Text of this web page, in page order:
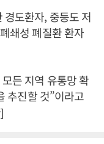
도환자, 중등도 저
쇄성 폐질환 환자
든 지역 유통망 확
추진할 것”이라고